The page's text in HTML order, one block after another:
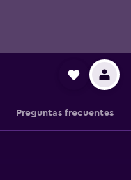
Preguntas frecuentes